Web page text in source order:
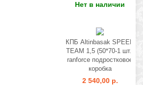
Нет в наличии
КПБ Altinbasak SPEED
TEAM 1,5 (50*70-1 шт.)
ranforce подростковое
коробка
2 540,00 р.